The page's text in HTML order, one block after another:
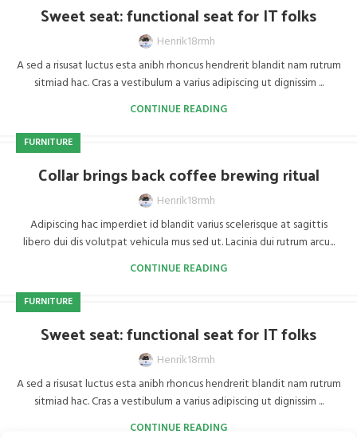
Sweet seat: functional seat for IT folks
Henrik18rmh
A sed a risusat luctus esta anibh rhoncus hendrerit blandit nam rutrum
sitmiad hac. Cras a vestibulum a varius adipiscing ut dignissim ...
CONTINUE READING
FURNITURE
Collar brings back coffee brewing ritual
Henrik18rmh
Adipiscing hac imperdiet id blandit varius scelerisque at sagittis
libero dui dis volutpat vehicula mus sed ut. Lacinia dui rutrum arcu...
CONTINUE READING
FURNITURE
Sweet seat: functional seat for IT folks
Henrik18rmh
A sed a risusat luctus esta anibh rhoncus hendrerit blandit nam rutrum
sitmiad hac. Cras a vestibulum a varius adipiscing ut dignissim ...
CONTINUE READING